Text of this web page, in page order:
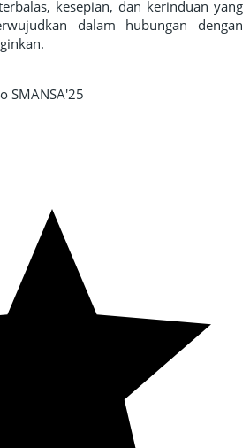
kesepian, dan kerinduan yang
dalam hubungan dengan
SMANSA'25